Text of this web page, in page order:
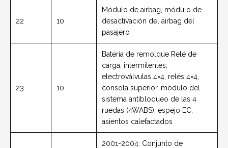
22 10
Módulo de airbag, módulo de
desactivación del airbag del
pasajero
23 10
Batería de remolque Relé de
carga, intermitentes,
electroválvulas 4×4, relés 4×4,
consola superior, módulo del
sistema antibloqueo de las 4
ruedas (4WABS), espejo EC,
asientos calefactados
2001-2004: Conjunto de